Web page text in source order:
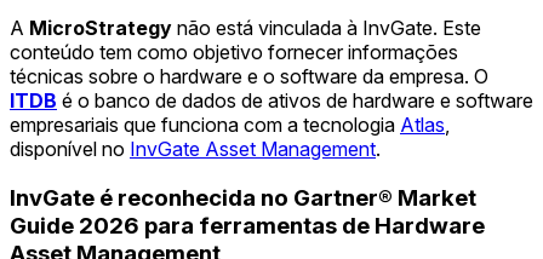
A MicroStrategy não está vinculada à InvGate. Este
conteúdo tem como objetivo fornecer informações
técnicas sobre o hardware e o software da empresa. O
ITDB é o banco de dados de ativos de hardware e software
empresariais que funciona com a tecnologia Atlas
disponível no InvGate Asset Management.
InvGate é reconhecida no Gartner® Market
Guide 2026 para ferramentas de Hardware
Asset Management